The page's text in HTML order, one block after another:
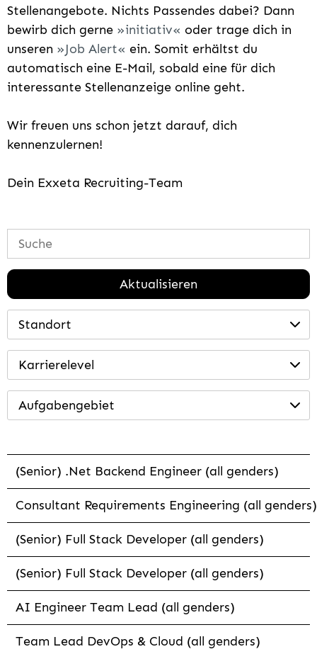
Stellenangebote. Nichts Passendes dabei? Dann
bewirb dich gerne
initiativ
oder trage dich in
unseren
Job Alert
ein. Somit erhältst du
automatisch eine E-Mail, sobald eine für dich
interessante Stellenanzeige online geht.
Wir freuen uns schon jetzt darauf, dich
kennenzulernen!
Dein Exxeta Recruiting-Team
Aktualisieren
Standort
Karrierelevel
Aufgabengebiet
(Senior) .Net Backend Engineer (all genders)
Consultant Requirements Engineering (all genders)
(Senior) Full Stack Developer (all genders)
(Senior) Full Stack Developer (all genders)
AI Engineer Team Lead (all genders)
Team Lead DevOps & Cloud (all genders)